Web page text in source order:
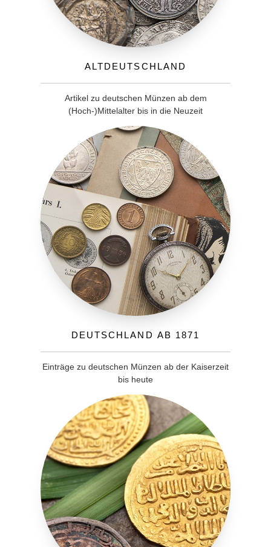
Altdeutschland
Artikel zu deutschen Münzen ab dem
(Hoch-)Mittelalter bis in die Neuzeit
Deutschland ab 1871
Einträge zu deutschen Münzen ab der Kaiserzeit
bis heute